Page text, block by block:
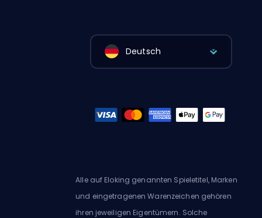
Deutsch
Alle auf Eloking genannten Spieletitel, Marken
und eingetragenen Warenzeichen gehören
ihren jeweiligen Eigentümern. Solche